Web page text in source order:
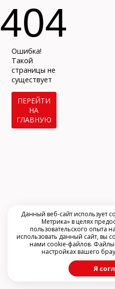
404
Ошибка!
Такой
страницы не
существует
ПЕРЕЙТИ
НА
ГЛАВНУЮ
Контактный телефон
arclinic@mail.ru
Данный веб-сайт использует
Метрика» в целях
пользовательского опыта
использовать данный сайт, вы
нами cookie-файлов.
настройках вашего
Я